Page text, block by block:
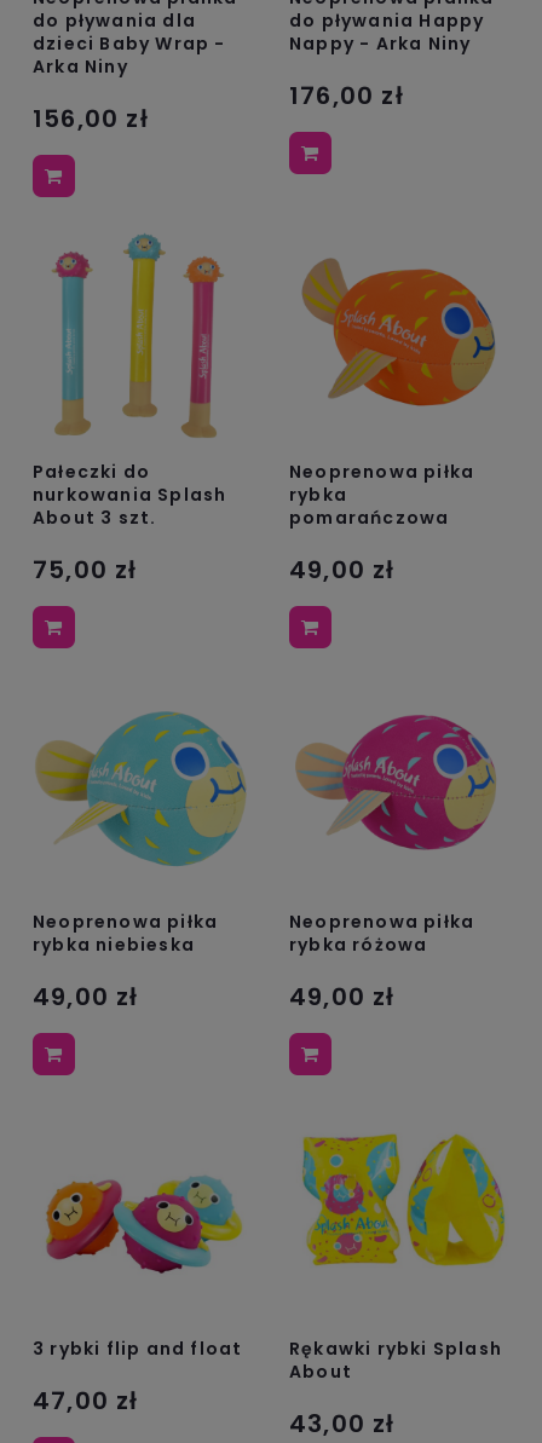
do pływania dla
dzieci Baby Wrap -
Arka Niny
156,00 zł
do pływania Happy
Nappy - Arka Niny
176,00 zł
Pałeczki do
nurkowania Splash
About 3 szt.
75,00 zł
Neoprenowa piłka
rybka
pomarańczowa
49,00 zł
Neoprenowa piłka
rybka niebieska
49,00 zł
Neoprenowa piłka
rybka różowa
49,00 zł
3 rybki flip and float
47,00 zł
Rękawki rybki Splash
About
43,00 zł